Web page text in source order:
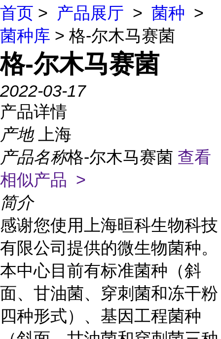
首页 > 产品展厅 > 菌种 >
菌种库 > 格-尔木马赛菌
格-尔木马赛菌
2022-03-17
产品详情
产地
上海
产品名称格-尔木马赛菌 查看
相似产品 >
简介
感谢您使用上海晅科生物科技
有限公司提供的微生物菌种。
本中心目前有标准菌种（斜
面、甘油菌、穿刺菌和冻干粉
四种形式）、基因工程菌种